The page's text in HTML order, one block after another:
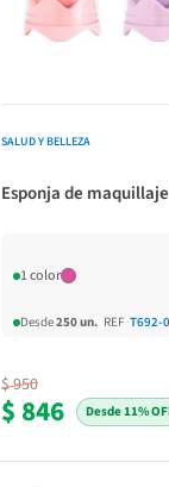
SALUD Y BELLEZA
Esponja de
1 color
Desde250 un. REF ·T692-
$ 950
$ 846 11%